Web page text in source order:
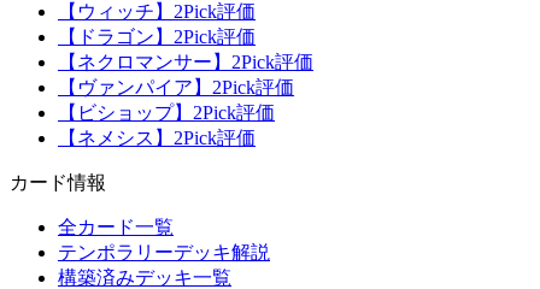
【ウィッチ】2Pick評価
【ドラゴン】2Pick評価
【ネクロマンサー】2Pick評価
【ヴァンパイア】2Pick評価
【ビショップ】2Pick評価
【ネメシス】2Pick評価
カード情報
全カード一覧
テンポラリーデッキ解説
構築済みデッキ一覧